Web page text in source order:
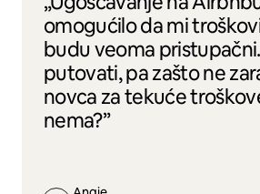
omogućilo da mi
budu veoma
putovati, pa zašto ne
novca za tekuće
nema?”